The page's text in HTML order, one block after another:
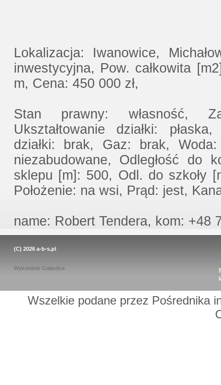
Lokalizacja: Iwanowice,
inwestycyjna, Pow. całkowita
m, Cena: 450 000 zł,
Stan prawny: własność,
Ukształtowanie działki:
działki: brak, Gaz: brak,
niezabudowane, Odległość do
sklepu [m]: 500, Odl. do szkoły
Położenie: na wsi, Prąd: jest,
name: Robert Tendera, kom: +48
(C) 2026 a-b-s.pl
Wykonanie Galactica
Wszelkie podane przez Pośrednika